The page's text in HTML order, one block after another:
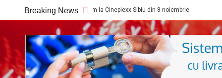
Breaking News
Ce filme noi vedem la Cineplexx Sibiu din 8 noiembrie Ce